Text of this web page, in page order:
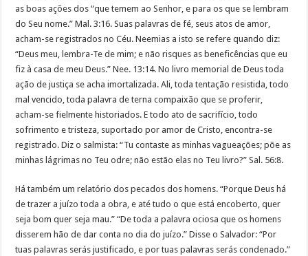
as boas ações dos “que temem ao Senhor, e para os que se lembram
do Seu nome.” Mal. 3:16. Suas palavras de fé, seus atos de amor,
acham-se registrados no Céu. Neemias a isto se refere quando diz:
“Deus meu, lembra-Te de mim; e não risques as beneficências que eu
fiz à casa de meu Deus.” Nee. 13:14. No livro memorial de Deus toda
ação de justiça se acha imortalizada. Ali, toda tentação resistida, todo
mal vencido, toda palavra de terna compaixão que se proferir,
acham-se fielmente historiados. E todo ato de sacrifício, todo
sofrimento e tristeza, suportado por amor de Cristo, encontra-se
registrado. Diz o salmista: “Tu contaste as minhas vagueações; põe as
minhas lágrimas no Teu odre; não estão elas no Teu livro?” Sal. 56:8.
Há também um relatório dos pecados dos homens. “Porque Deus há
de trazer a juízo toda a obra, e até tudo o que está encoberto, quer
seja bom quer seja mau.” “De toda a palavra ociosa que os homens
disserem hão de dar conta no dia do juízo.” Disse o Salvador: “Por
tuas palavras serás justificado, e por tuas palavras serás condenado.”